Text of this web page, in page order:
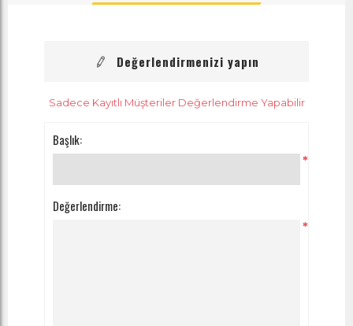
Değerlendirmenizi yapın
Sadece Kayıtlı Müşteriler Değerlendirme Yapabilir
Başlık:
*
Değerlendirme:
*